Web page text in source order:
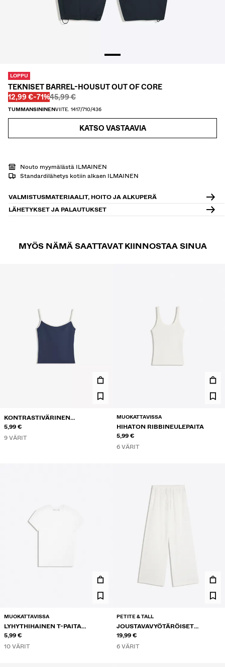
LOPPU
TEKNISET BARREL-HOUSUT OUT OF CORE
ALENNETTU HINTA
12,99 €ALENNUS
-71%Ennen
45,99 €
Ennen
TUMMANSININENVIITE. 1417/710/436
KATSO VASTAAVIA
Nouto myymälästä ILMAINEN
Standardilähetys kotiin alkaen ILMAINEN
VALMISTUSMATERIAALIT, HOITO JA ALKUPERÄ
LÄHETYKSET JA PALAUTUKSET
MYÖS NÄMÄ SAATTAVAT KIINNOSTAA SINUA
KONTRASTIVÄRINEN
NARUTOPPI
5,99 €
9 VÄRIT
MUOKATTAVISSA
HIHATON RIBBINEULEPAITA
5,99 €
6 VÄRIT
MUOKATTAVISSA
LYHYTHIHAINEN T-PAITA
PYÖREÄLLÄ KAULA-AUKOLLA
5,99 €
10 VÄRIT
PETITE & TALL
JOUSTAVAVYÖTÄRÖISET
HOUSUT
19,99 €
6 VÄRIT
JA VILLATAKIT
VIIMEISET PÄIVÄT
SELLERS
LAHJAKORTTI NEWSLETTER OHJEET